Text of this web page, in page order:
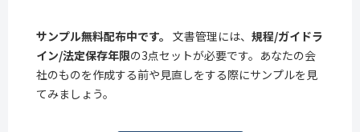
サンプル無料配布中です。 文書管理には、 規程/ガイドラ
イン/法定保存年限の3点セットが必要です。あなたの会
社のものを作成する前や見直しをする際にサンプルを見
てみましょう。